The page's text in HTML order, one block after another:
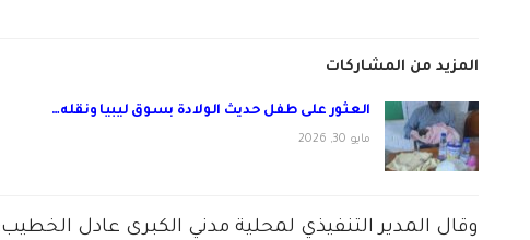
المزيد من المشاركات
العثور على طفل حديث الولادة بسوق ليبيا ونقله…
مايو 30, 2026
وقال المدير التنفيذي لمحلية مدني الكبرى عادل